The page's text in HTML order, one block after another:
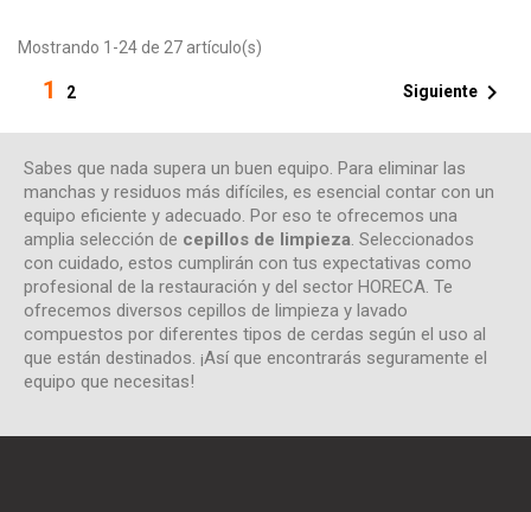
Mostrando 1-24 de 27 artículo(s)
1 2 Siguiente 
Sabes que nada supera un buen equipo. Para eliminar las
manchas y residuos más difíciles, es esencial contar con un
equipo eficiente y adecuado. Por eso te ofrecemos una
amplia selección de cepillos de limpieza . Seleccionados
con cuidado, estos cumplirán con tus expectativas como
profesional de la restauración y del sector HORECA. Te
ofrecemos diversos cepillos de limpieza y lavado
compuestos por diferentes tipos de cerdas según el uso al
que están destinados. ¡Así que encontrarás seguramente el
equipo que necesitas!